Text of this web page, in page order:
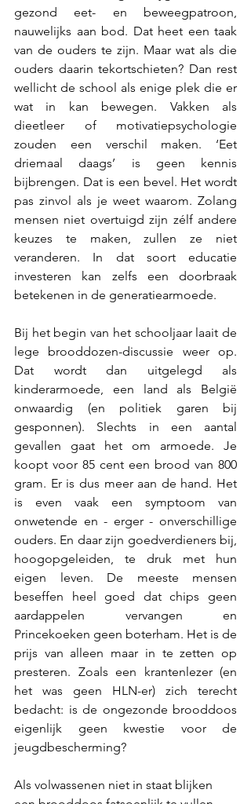
gezond eet- en beweegpatroon,
nauwelijks aan bod. Dat heet een taak
van de ouders te zijn. Maar wat als die
ouders daarin tekortschieten? Dan rest
wellicht de school als enige plek die er
wat in kan bewegen. Vakken als
dieetleer of motivatiepsychologie
zouden een verschil maken. ‘Eet
driemaal daags’ is geen kennis
bijbrengen. Dat is een bevel. Het wordt
pas zinvol als je weet waarom. Zolang
mensen niet overtuigd zijn zélf andere
keuzes te maken, zullen ze niet
veranderen. In dat soort educatie
investeren kan zelfs een doorbraak
betekenen in de generatiearmoede.
Bij het begin van het schooljaar laait de
lege brooddozen-discussie weer op.
Dat wordt dan uitgelegd als
kinderarmoede, een land als België
onwaardig (en politiek garen bij
gesponnen). Slechts in een aantal
gevallen gaat het om armoede. Je
koopt voor 85 cent een brood van 800
gram. Er is dus meer aan de hand. Het
is even vaak een symptoom van
onwetende en - erger - onverschillige
ouders. En daar zijn goedverdieners bij,
hoogopgeleiden, te druk met hun
eigen leven. De meeste mensen
beseffen heel goed dat chips geen
aardappelen vervangen en
Princekoeken geen boterham. Het is de
prijs van alleen maar in te zetten op
presteren. Zoals een krantenlezer (en
het was geen HLN-er) zich terecht
bedacht: is de ongezonde brooddoos
eigenlijk geen kwestie voor de
jeugdbescherming?
Als volwassenen niet in staat blijken